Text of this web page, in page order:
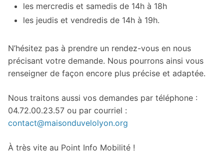
les mercredis et samedis de 14h à 18h
les jeudis et vendredis de 14h à 19h.
N’hésitez pas à prendre un rendez-vous en nous
précisant votre demande. Nous pourrons ainsi vous
renseigner de façon encore plus précise et adaptée.
Nous traitons aussi vos demandes par téléphone :
04.72.00.23.57 ou par courriel :
contact@maisonduvelolyon.org
À très vite au Point Info Mobilité !